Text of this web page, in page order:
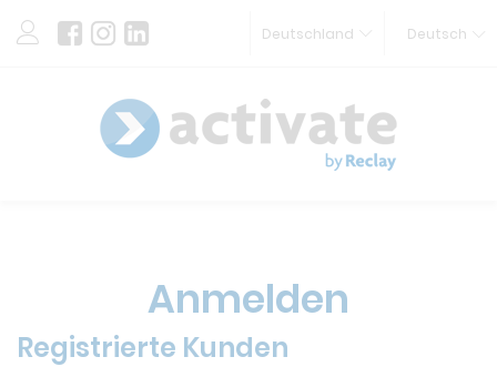
Deutschland Deutsch
Anmelden
Registrierte Kunden